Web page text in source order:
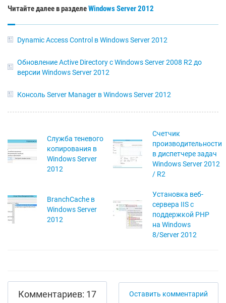
Читайте далее в разделеWindows Server 2012
Dynamic Access Control в Windows Server 2012
Обновление Active Directory с Windows Server 2008 R2 до
версии Windows Server 2012
Консоль Server Manager в Windows Server 2012
Служба теневого
копирования в
Windows Server
2012
Счетчик
производительности
в диспетчере задач
Windows Server 2012
/ R2
BranchCache в
Windows Server
2012
Установка веб-
сервера IIS с
поддержкой PHP
на Windows
8/Server 2012
Комментариев: 17 Оставить комментарий